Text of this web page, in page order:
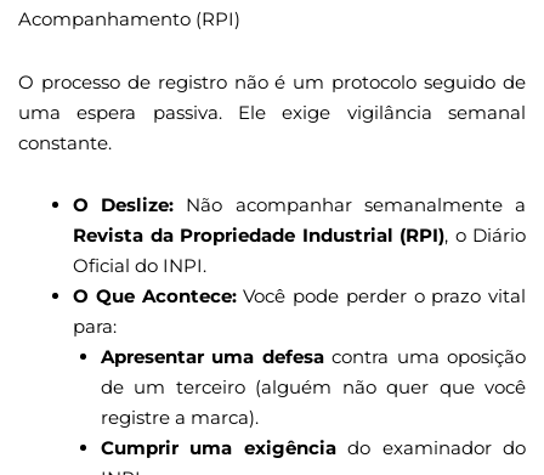
Acompanhamento (RPI)
O processo de registro não é um protocolo seguido de
uma espera passiva. Ele exige vigilância semanal
constante.
O Deslize: Não acompanhar semanalmente a
Revista da Propriedade Industrial (RPI), o Diário
Oficial do INPI.
O Que Acontece:Você pode perder o prazo vital
para:
Apresentar uma defesacontra uma oposição
de um terceiro (alguém não quer que você
registre a marca).
Cumprir uma exigênciado examinador do